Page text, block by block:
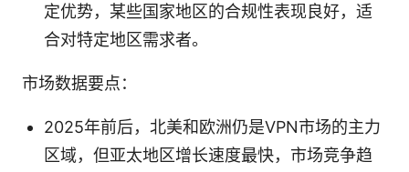
定优势，某些国家地区的合规性表现良好，适
合对特定地区需求者。
市场数据要点：
2025年前后，北美和欧洲仍是VPN市场的主力
区域，但亚太地区增长速度最快，市场竞争趋